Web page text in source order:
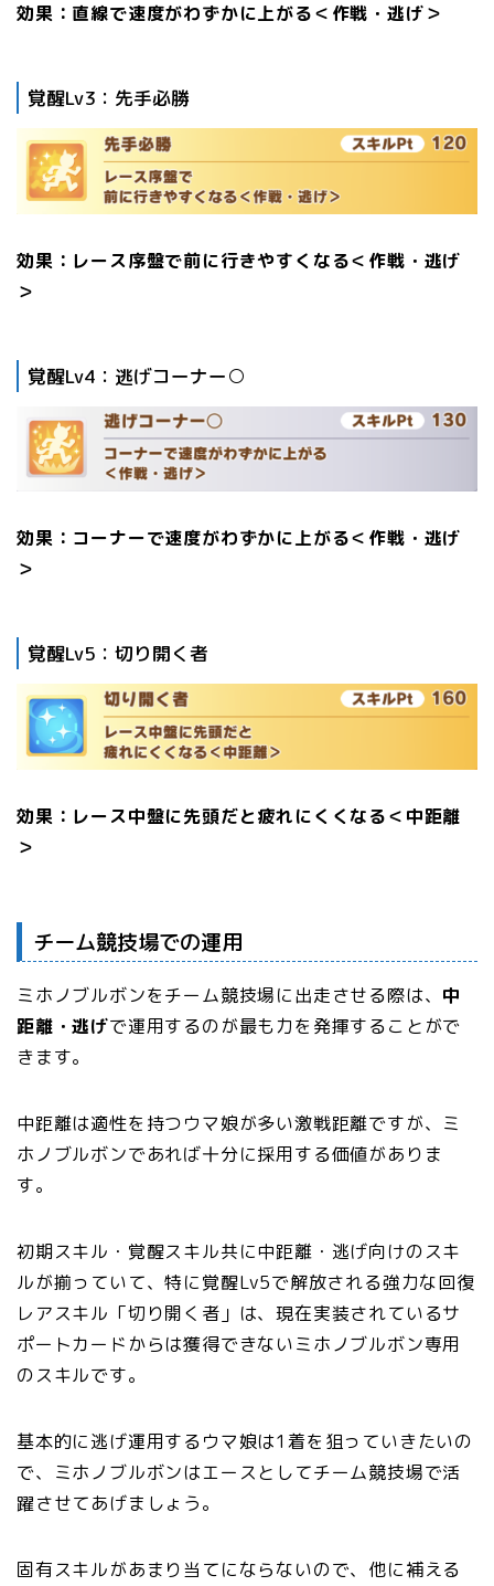
効果：直線で速度がわずかに上がる＜作戦・逃げ＞
覚醒Lv3：先手必勝
効果：レース序盤で前に行きやすくなる＜作戦・逃げ
＞
覚醒Lv4：逃げコーナー○
効果：コーナーで速度がわずかに上がる＜作戦・逃げ
＞
覚醒Lv5：切り開く者
効果：レース中盤に先頭だと疲れにくくなる＜中距離
＞
チーム競技場での運用
ミホノブルボンをチーム競技場に出走させる際は、 中
距離・逃げで運用するのが最も力を発揮することがで
きます。
中距離は適性を持つウマ娘が多い激戦距離ですが、ミ
ホノブルボンであれば十分に採用する価値がありま
す。
初期スキル・覚醒スキル共に中距離・逃げ向けのスキ
ルが揃っていて、特に覚醒Lv5で解放される強力な回復
レアスキル「切り開く者」は、現在実装されているサ
ポートカードからは獲得できないミホノブルボン専用
のスキルです。
基本的に逃げ運用するウマ娘は1着を狙っていきたいの
で、ミホノブルボンはエースとしてチーム競技場で活
躍させてあげましょう。
固有スキルがあまり当てにならないので、他に補える